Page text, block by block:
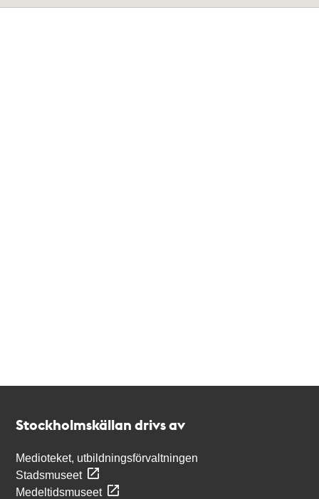
Stockholmskällan drivs av
Medioteket, utbildningsförvaltningen
Stadsmuseet
Medeltidsmuseet